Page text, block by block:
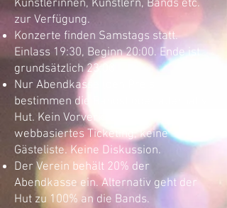
Künstlerinnen, Künstlern, Bands etc.
zur Verfügung.
Konzerte finden Samstags statt.
Einlass 19:30, Beginn 20:00. Ende ist
grundsätzlich 23:00.
Nur Abendkasse (den Preis
bestimmen die Bands) oder alternativ
Hut. Kein Vorverkauf, kein
webbasiertes Ticketing, keine
Gästeliste. Keine Diskussion.
Der Verein behält 20% der
Abendkasse ein. Alternativ geht der
Hut zu 100% an die Bands.